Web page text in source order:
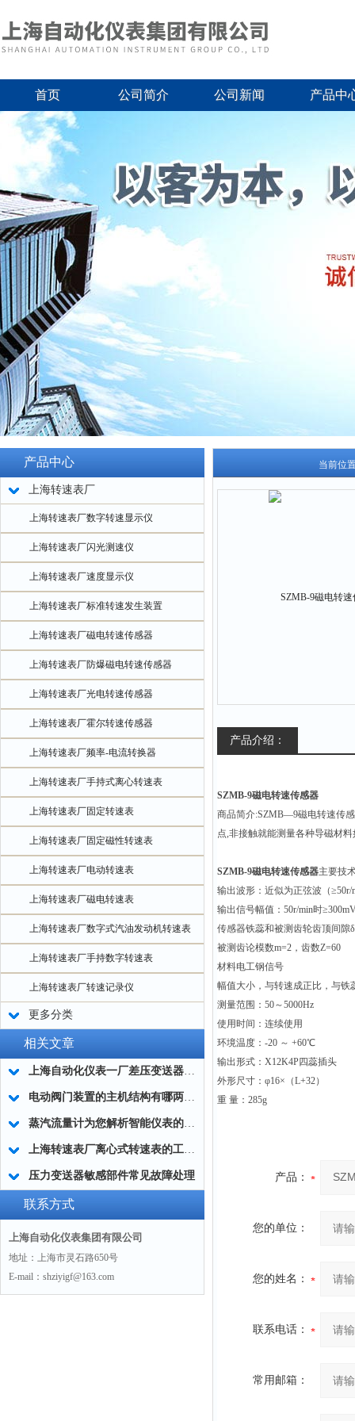
首页 公司简介 公司新闻 产品中
产品中心
上海转速表厂
上海转速表厂数字转速显示仪
上海转速表厂闪光测速仪
上海转速表厂速度显示仪
上海转速表厂标准转速发生装置
上海转速表厂磁电转速传感器
上海转速表厂防爆磁电转速传感器
上海转速表厂光电转速传感器
上海转速表厂霍尔转速传感器
上海转速表厂频率-电流转换器
上海转速表厂手持式离心转速表
上海转速表厂固定转速表
上海转速表厂固定磁性转速表
上海转速表厂电动转速表
上海转速表厂磁电转速表
上海转速表厂数字式汽油发动机转速表
上海转速表厂手持数字转速表
上海转速表厂转速记录仪
更多分类
相关文章
上海自动化仪表一厂差压变送器在蒸汽锅炉中显示异常的故障现象
电动阀门装置的主机结构有哪两种？
蒸汽流量计为您解析智能仪表的自动化之路
上海转速表厂离心式转速表的工作原理和使用方法
压力变送器敏感部件常见故障处理
联系方式
上海自动化仪表集团有限公司
地址：上海市灵石路650号
E-mail：shziyigf@163.com
当前位
产品介绍：
SZMB-9磁电转速传感器
商品简介:SZMB—9磁电转速传
点,非接触就能测量各种导磁材
SZMB-9磁电转速传感器主要技
输出波形：近似为正弦波（≥50r/
输出信号幅值：50r/min时
传感器铁蕊和被测齿轮齿顶间隙
被测齿论模数m=2，齿数Z=60
材料电工钢信号
幅值大小，与转速成正比，与铁
测量范围：50～5000Hz
使用时间：连续使用
环境温度：-20 ～ +60℃
输出形式：X12K4P四蕊插头
外形尺寸：φ16×（L+32）
重 量：285g
产品：
您的单位：
您的姓名：
联系电话：
常用邮箱：